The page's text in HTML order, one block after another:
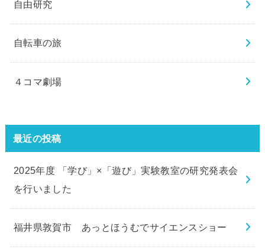
自由研究
自転車の旅
４コマ劇場
最近の投稿
2025年度 「学び」×「遊び」実験教室の研究発表会
を行いました
福井県敦賀市 あっとほうむでサイエンスショー